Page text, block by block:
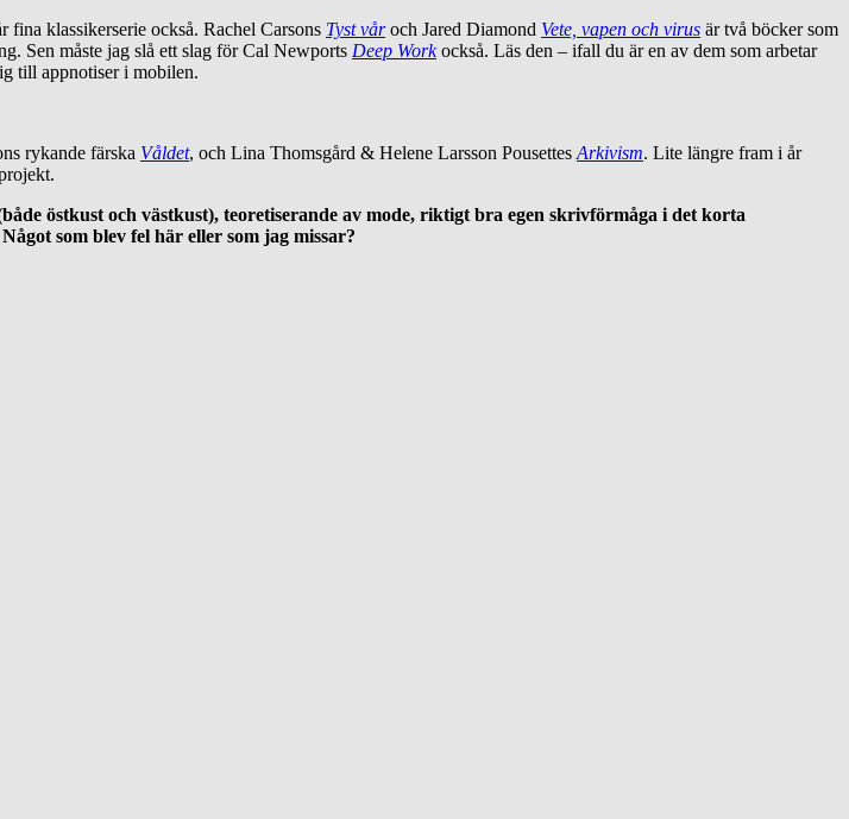
klassikerserie också. Rachel Carsons Tyst våroch Jared Diamond Vete, vapen och virus är två böcker som
Sen måste jag slå ett slag för Cal Newports Deep Workockså. Läs den – ifall du är en av dem som arbetar
till appnotiser i mobilen.
rykande färska Våldet, och Lina Thomsgård & Helene Larsson Pousettes Arkivism. Lite längre fram i år
östkust och västkust), teoretiserande av mode, riktigt bra egen skrivförmåga i det korta
som blev fel här eller som jag missar?